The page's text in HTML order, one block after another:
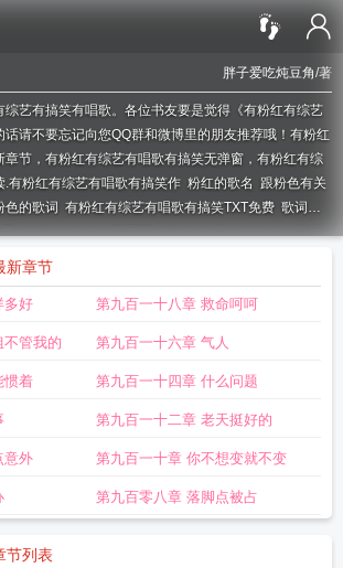
胖子爱吃炖豆角/著
艺有搞笑有唱歌。各位书友要是觉得《有粉红有综艺
请不要忘记向您QQ群和微博里的朋友推荐哦！有粉红
节，有粉红有综艺有唱歌有搞笑无弹窗，有粉红有综
.有粉红有综艺有唱歌有搞笑作 粉红的歌名 跟粉色有关
色的歌词 有粉红有综艺有唱歌有搞笑TXT免费 歌词有
歌有搞笑女主歌词里面有粉红色带粉红色的歌词粉
的歌曲 有一首歌歌词里有粉红色是什么歌
艺有唱歌有搞笑TXT有粉墨的综艺带有粉红色歌词的
歌词有粉红色的 唱粉红色的歌是哪个唱的
歌粉红的歌有哪些有粉红有综艺有唱歌有搞笑txt百
么歌 和粉色有关的歌 带粉色的歌名有粉红有综艺有
新章节
多好 第九百一十八章 救命呵呵
管我的 第九百一十六章 气人
惯着 第九百一十四章 什么问题
第九百一十二章 老天挺好的
意外 第九百一十章 你不想变就不变
第九百零八章 落脚点被占
节列表